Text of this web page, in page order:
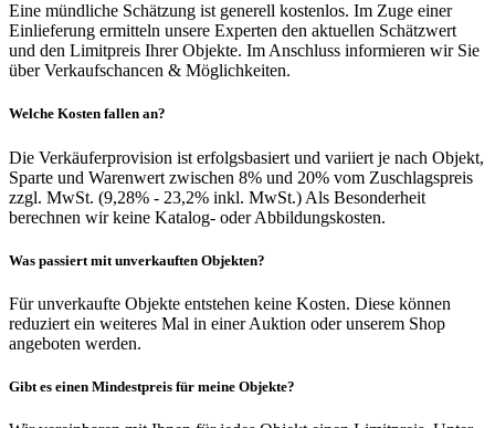
Eine mündliche Schätzung ist generell kostenlos. Im Zuge einer
Einlieferung ermitteln unsere Experten den aktuellen Schätzwert
und den Limitpreis Ihrer Objekte. Im Anschluss informieren wir Sie
über Verkaufschancen & Möglichkeiten.
Welche Kosten fallen an?
Die Verkäuferprovision ist erfolgsbasiert und variiert je nach Objekt,
Sparte und Warenwert zwischen 8% und 20% vom Zuschlagspreis
zzgl. MwSt. (9,28% - 23,2% inkl. MwSt.) Als Besonderheit
berechnen wir keine Katalog- oder Abbildungskosten.
Was passiert mit unverkauften Objekten?
Für unverkaufte Objekte entstehen keine Kosten. Diese können
reduziert ein weiteres Mal in einer Auktion oder unserem Shop
angeboten werden.
Gibt es einen Mindestpreis für meine Objekte?